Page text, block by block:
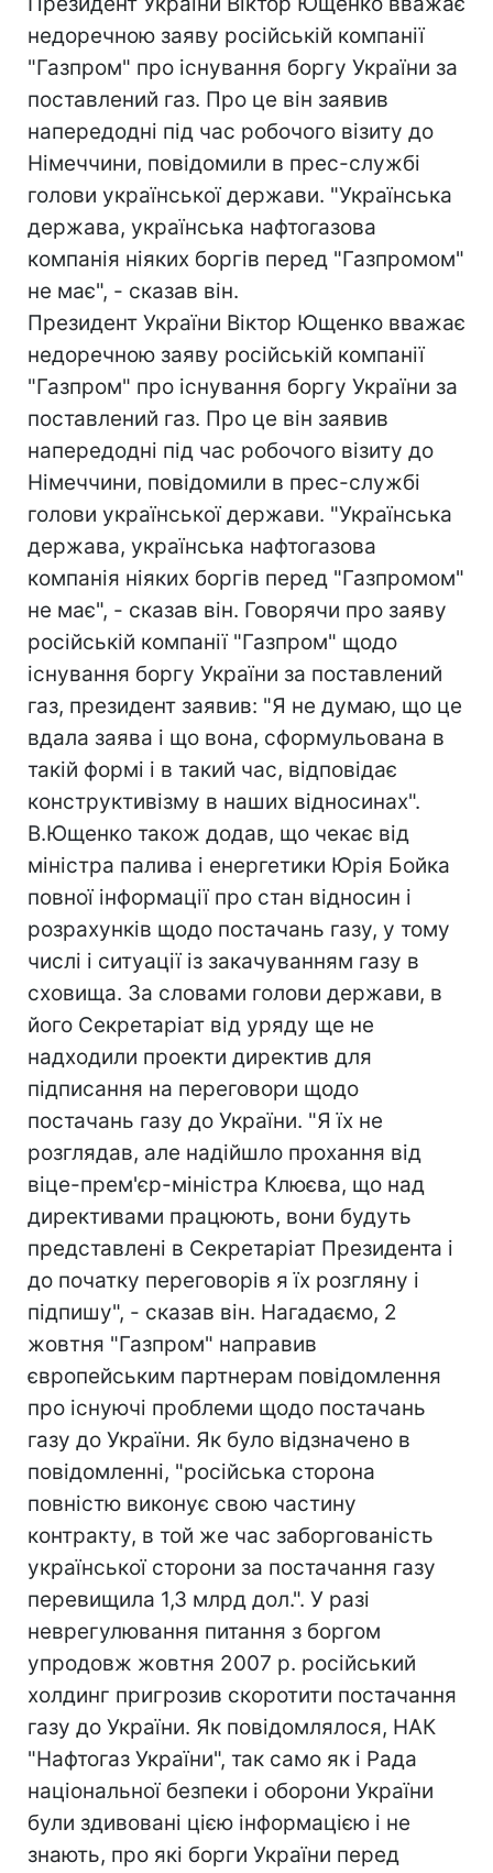
недоречною заяву російській компанії
"Газпром" про існування боргу України за
поставлений газ. Про це він заявив
напередодні під час робочого візиту до
Німеччини, повідомили в прес-службі
голови української держави. "Українська
держава, українська нафтогазова
компанія ніяких боргів перед "Газпромом"
не має", - сказав він.
Президент України Віктор Ющенко вважає
недоречною заяву російській компанії
"Газпром" про існування боргу України за
поставлений газ. Про це він заявив
напередодні під час робочого візиту до
Німеччини, повідомили в прес-службі
голови української держави. "Українська
держава, українська нафтогазова
компанія ніяких боргів перед "Газпромом"
не має", - сказав він. Говорячи про заяву
російській компанії "Газпром" щодо
існування боргу України за поставлений
газ, президент заявив: "Я не думаю, що це
вдала заява і що вона, сформульована в
такій формі і в такий час, відповідає
конструктивізму в наших відносинах".
В.Ющенко також додав, що чекає від
міністра палива і енергетики Юрія Бойка
повної інформації про стан відносин і
розрахунків щодо постачань газу, у тому
числі і ситуації із закачуванням газу в
сховища. За словами голови держави, в
його Секретаріат від уряду ще не
надходили проекти директив для
підписання на переговори щодо
постачань газу до України. "Я їх не
розглядав, але надійшло прохання від
віце-прем'єр-міністра Клюєва, що над
директивами працюють, вони будуть
представлені в Секретаріат Президента і
до початку переговорів я їх розгляну і
підпишу", - сказав він. Нагадаємо, 2
жовтня "Газпром" направив
європейським партнерам повідомлення
про існуючі проблеми щодо постачань
газу до України. Як було відзначено в
повідомленні, "російська сторона
повністю виконує свою частину
контракту, в той же час заборгованість
української сторони за постачання газу
перевищила 1,3 млрд дол.". У разі
неврегулювання питання з боргом
упродовж жовтня 2007 р. російський
холдинг пригрозив скоротити постачання
газу до України. Як повідомлялося, НАК
"Нафтогаз України", так само як і Рада
національної безпеки і оборони України
були здивовані цією інформацією і не
знають, про які борги України перед